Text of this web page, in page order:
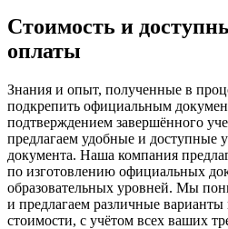
Стоимость и
оплаты
Знания и опыт, полученные в
подкрепить официальным
подтверждением завершённого
предлагаем удобные и доступные
документа. Наша компания
по изготовлению официальных
образовательных уровней. Мы
и предлагаем различные варианты
стоимости, с учётом всех ваших